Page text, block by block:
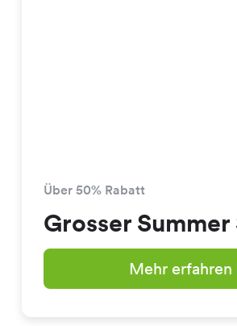
Über 50% Rabatt
Grosser Summer
Mehr erfahren